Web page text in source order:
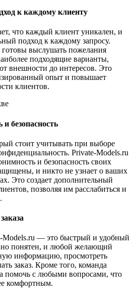
к каждому клиенту
что каждый клиент уникален, и
подход к каждому запросу.
выслушать пожелания
подходящие варианты,
внешности до интересов. Это
опыт и повышает
клиентов.
безопасность
стоит учитывать при выборе
Private-Models.ru
и безопасность своих
и никто не узнает о ваших
Это создает дополнительный
позволяя им расслабиться и
Models.ru — это быстрый и удобный
понятен, и любой желающий
информацию, просмотреть
заказ. Кроме того, команда
помочь с любыми вопросами, что
комфортным.